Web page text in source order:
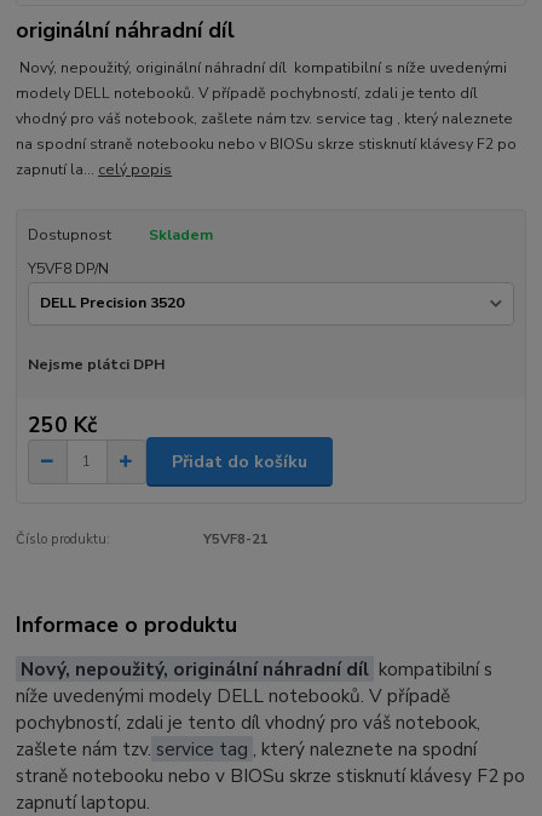
originální náhradní díl
Nový, nepoužitý, originální náhradní díl kompatibilní s níže uvedenými
modely DELL notebooků. V případě pochybností, zdali je tento díl
vhodný pro váš notebook, zašlete nám tzv. service tag , který naleznete
na spodní straně notebooku nebo v BIOSu skrze stisknutí klávesy F2 po
zapnutí la... celý popis
Dostupnost
Skladem
Y5VF8 DP/N
Nejsme plátci DPH
250 Kč
Přidat do košíku
Číslo produktu: Y5VF8-21
Informace o produktu
Nový, nepoužitý, originální náhradní díl kompatibilní s
níže uvedenými modely DELL notebooků. V případě
pochybností, zdali je tento díl vhodný pro váš notebook,
zašlete nám tzv. service tag , který naleznete na spodní
straně notebooku nebo v BIOSu skrze stisknutí klávesy F2 po
zapnutí laptopu.